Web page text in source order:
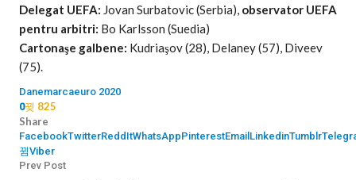
Delegat UEFA: Jovan Surbatovic (Serbia), observator UEFA
pentru arbitri: Bo Karlsson (Suedia)
Cartonaşe galbene: Kudriaşov (28), Delaney (57), Diveev
(75).
Danemarcaeuro 2020
0
825
Share
FacebookTwitterReddItWhatsAppPinterestEmailLinkedinTumblr
Viber
Prev Post